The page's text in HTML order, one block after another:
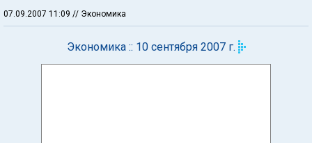
07.09.2007 11:09 // Экономика
Экономика :: 10 сентября 2007 г.